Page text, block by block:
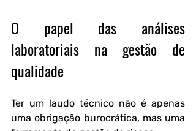
O papel das análises
laboratoriais na gestão de
qualidade
Ter um laudo técnico não é apenas
uma obrigação burocrática, mas uma